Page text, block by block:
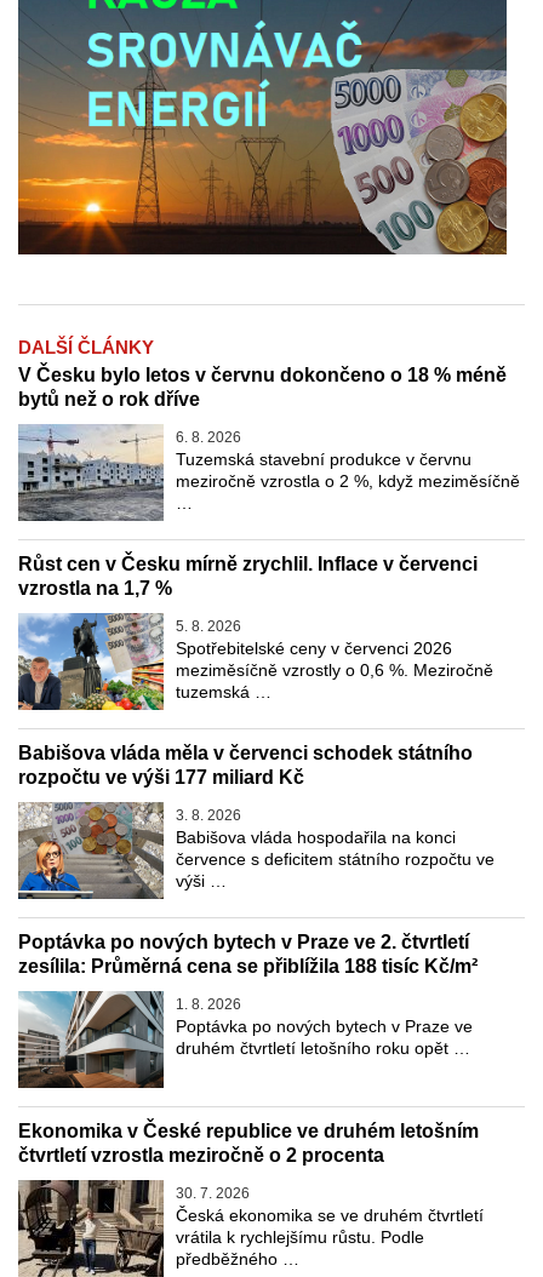
DALŠÍ ČLÁNKY
V Česku bylo letos v červnu dokončeno o 18 % méně
bytů než o rok dříve
6. 8. 2026
Tuzemská stavební produkce v červnu
meziročně vzrostla o 2 %, když meziměsíčně
Růst cen v Česku mírně zrychlil. Inflace v červenci
vzrostla na 1,7 %
5. 8. 2026
Spotřebitelské ceny v červenci 2026
meziměsíčně vzrostly o 0,6 %. Meziročně
tuzemská …
Babišova vláda měla v červenci schodek státního
rozpočtu ve výši 177 miliard Kč
3. 8. 2026
Babišova vláda hospodařila na konci
července s deficitem státního rozpočtu ve
výši …
Poptávka po nových bytech v Praze ve 2. čtvrtletí
zesílila: Průměrná cena se přiblížila 188 tisíc Kč/m²
1. 8. 2026
Poptávka po nových bytech v Praze ve
druhém čtvrtletí letošního roku opět …
Ekonomika v České republice ve druhém letošním
čtvrtletí vzrostla meziročně o 2 procenta
30. 7. 2026
Česká ekonomika se ve druhém čtvrtletí
vrátila k rychlejšímu růstu. Podle
předběžného …